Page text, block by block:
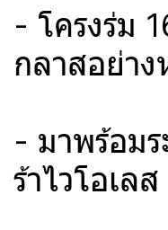
- โครงร่ม
กลาสอย่าง
- มาพร้อม
ร้าไวโอเลส